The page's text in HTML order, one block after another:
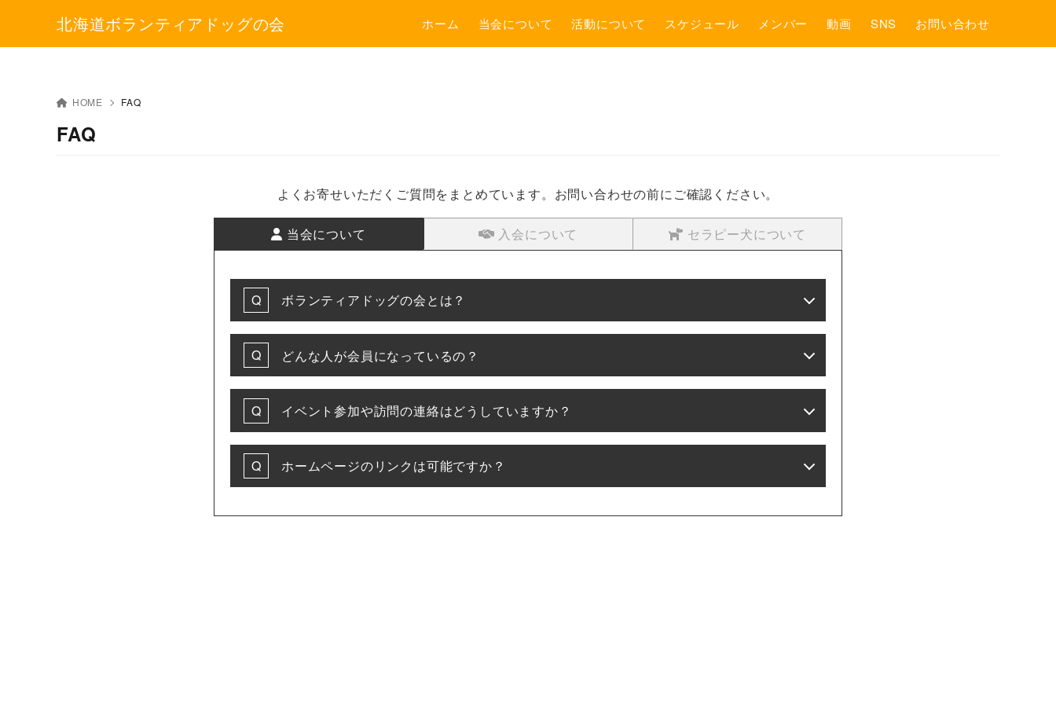
北海道ボランティアドッグの会 ホーム 当会について 活動について スケジュール メンバー 動画 SNS お問い合わせ
HOME FAQ
FAQ
よくお寄せいただくご質問をまとめています。お問い合わせの前にご確認ください。
当会について 入会について セラピー犬について
ボランティアドッグの会とは？
どんな人が会員になっているの？
イベント参加や訪問の連絡はどうしていますか？
ホームページのリンクは可能ですか？